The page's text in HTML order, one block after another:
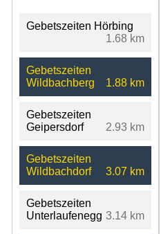
Gebetszeiten Hörbing
1.68 km
Gebetszeiten
Wildbachberg
1.88 km
Gebetszeiten
Geipersdorf
2.93 km
Gebetszeiten
Wildbachdorf
3.07 km
Gebetszeiten
Unterlaufenegg 3.14 km